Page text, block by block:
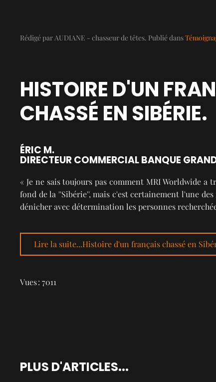
Rédigé par AUDIANE - chasseur de têtes. Publié dans
HISTOIRE D'UN
CHASSÉ EN SIBÉRIE.
ÉRIC M.
DIRECTEUR COMMERCIAL BANQUE
« Je ne sais toujours pas comment MRI Worldwide a
fond de la ''Sibérie'', mais c'est certainement l'une
dénicher avec détermination les personnes
Lire la suite...Histoire d'un français chassé en
Vues : 7011
PLUS D'ARTICLES...